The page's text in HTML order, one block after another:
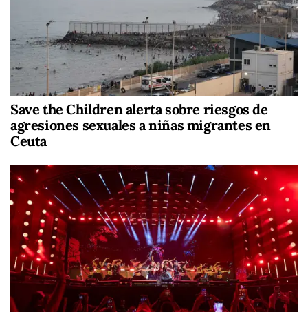
Save the Children alerta sobre riesgos de
agresiones sexuales a niñas migrantes en
Ceuta